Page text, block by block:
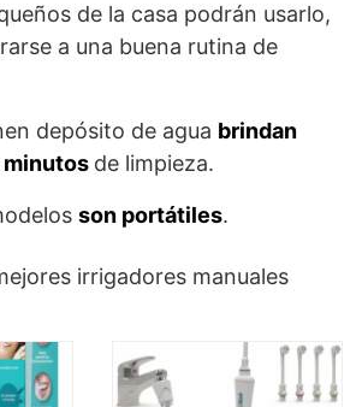
de la casa podrán usarlo,
a una buena rutina de
depósito de agua brindan
minutos de limpieza.
son portátiles.
irrigadores manuales